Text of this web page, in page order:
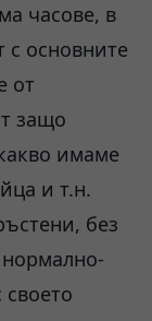
часове, в
с основните
от
защо
имаме
и т.н.
без